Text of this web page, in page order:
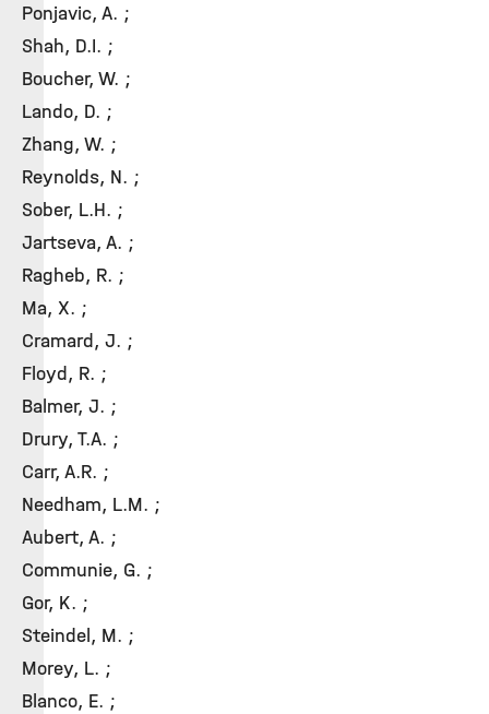
Ponjavic, A. ;
Shah, D.I. ;
Boucher, W. ;
Lando, D. ;
Zhang, W. ;
Reynolds, N. ;
Sober, L.H. ;
Jartseva, A. ;
Ragheb, R. ;
Ma, X. ;
Cramard, J. ;
Floyd, R. ;
Balmer, J. ;
Drury, T.A. ;
Carr, A.R. ;
Needham, L.M. ;
Aubert, A. ;
Communie, G. ;
Gor, K. ;
Steindel, M. ;
Morey, L. ;
Blanco, E. ;